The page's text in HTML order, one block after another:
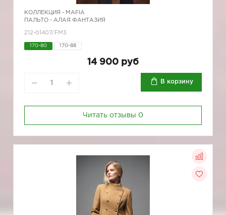
КОЛЛЕКЦИЯ - MAFIA
ПАЛЬТО - АЛАЯ ФАНТАЗИЯ
212-01407/FM3
170-80 170-88
14 900 руб
В корзину
Читать отзывы 0